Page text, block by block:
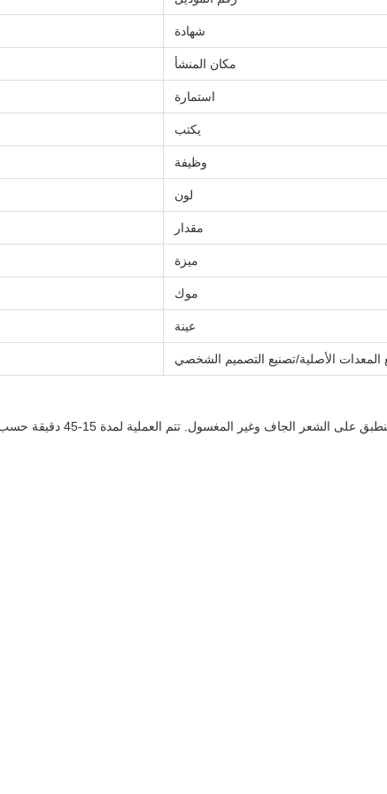
شهادة
مكان المنشأ
استمارة
يكتب
وظيفة
لون
مقدار
ميزة
موك
عينة
المعدات الأصلية/تصنيع التصميم الشخصي